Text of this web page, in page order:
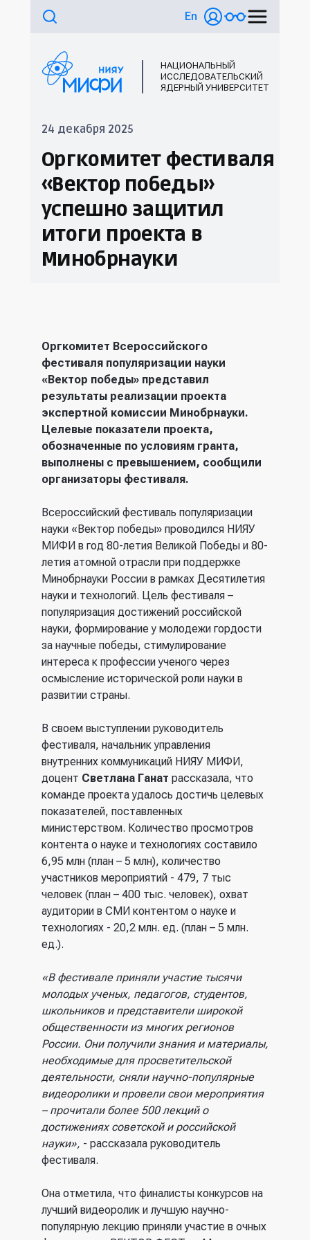
En
НАЦИОНАЛЬНЫЙ
ИССЛЕДОВАТЕЛЬСКИЙ
ЯДЕРНЫЙ УНИВЕРСИТЕТ
24 декабря 2025
Оргкомитет фестиваля
«Вектор победы»
успешно защитил
итоги проекта в
Минобрнауки
Оргкомитет Всероссийского
фестиваля популяризации науки
«Вектор победы» представил
результаты реализации проекта
экспертной комиссии Минобрнауки.
Целевые показатели проекта,
обозначенные по условиям гранта,
выполнены с превышением, сообщили
организаторы фестиваля.
Всероссийский фестиваль популяризации
науки «Вектор победы» проводился НИЯУ
МИФИ в год 80-летия Великой Победы и 80-
летия атомной отрасли при поддержке
Минобрнауки России в рамках Десятилетия
науки и технологий. Цель фестиваля –
популяризация достижений российской
науки, формирование у молодежи гордости
за научные победы, стимулирование
интереса к профессии ученого через
осмысление исторической роли науки в
развитии страны.
В своем выступлении руководитель
фестиваля, начальник управления
внутренних коммуникаций НИЯУ МИФИ,
доцент Светлана Ганат рассказала, что
команде проекта удалось достичь целевых
показателей, поставленных
министерством. Количество просмотров
контента о науке и технологиях составило
6,95 млн (план – 5 млн), количество
участников мероприятий - 479, 7 тыс
человек (план – 400 тыс. человек), охват
аудитории в СМИ контентом о науке и
технологиях - 20,2 млн. ед. (план – 5 млн.
ед.).
«В фестивале приняли участие тысячи
молодых ученых, педагогов, студентов,
школьников и представители широкой
общественности из многих регионов
России. Они получили знания и материалы,
необходимые для просветительской
деятельности, сняли научно-популярные
видеоролики и провели свои мероприятия
– прочитали более 500 лекций о
достижениях советской и российской
науки», - рассказала руководитель
фестиваля.
Она отметила, что финалисты конкурсов на
лучший видеоролик и лучшую научно-
популярную лекцию приняли участие в очных